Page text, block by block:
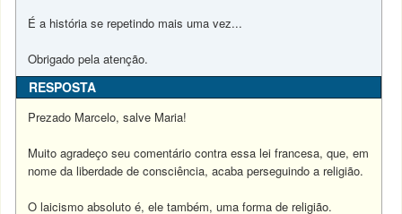
É a história se repetindo mais uma vez...
Obrigado pela atenção.
RESPOSTA
Prezado Marcelo, salve Maria!
Muito agradeço seu comentário contra essa lei francesa, que, em
nome da liberdade de consciência, acaba perseguindo a religião.
O laicismo absoluto é, ele também, uma forma de religião.